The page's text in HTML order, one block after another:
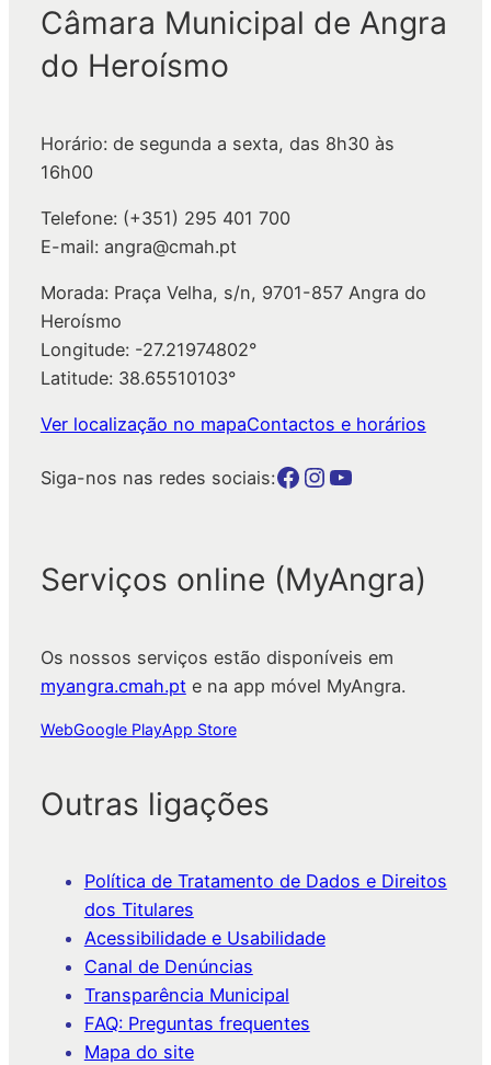
uCâmara Municipal de Angra
do Heroísmo
Horário: de segunda a sexta, das 8h30 às
16h00
Telefone: (+351) 295 401 700
E-mail: angra@cmah.pt
Morada: Praça Velha, s/n, 9701-857 Angra do
Heroísmo
Longitude: -27.21974802°
Latitude: 38.65510103°
Ver localização no mapaContactos e horários
Siga-nos nas redes sociais:Botão para a página da autarquia no Facebook Botão para a página da autarquia no Instagram Botão para a página da autarquia no Youtube
Serviços online (MyAngra)
Os nossos serviços estão disponíveis em
myangra.cmah.pt e na app móvel MyAngra.
WebGoogle PlayApp Store
Outras ligações
Política de Tratamento de Dados e Direitos
dos Titulares
Acessibilidade e Usabilidade
Canal de Denúncias
Transparência Municipal
FAQ: Preguntas frequentes
Mapa do site